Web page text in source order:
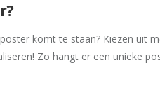
komt te staan? Kiezen uit
Zo hangt er een unieke